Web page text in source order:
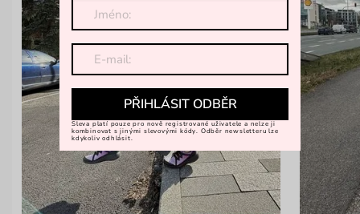
PŘIHLÁSIT ODBĚR
Sleva platí pouze pro nově registrované uživatele a nelze ji
kombinovat s jinými slevovými kódy. Odběr newsletteru lze
kdykoliv odhlásit.